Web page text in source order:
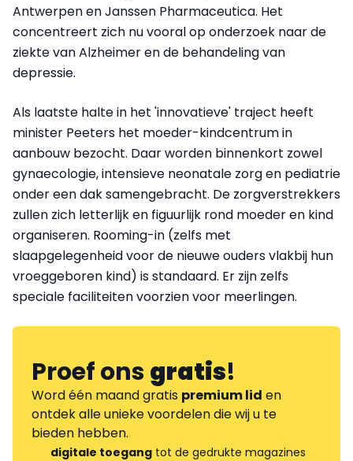
Antwerpen en Janssen Pharmaceutica. Het
concentreert zich nu vooral op onderzoek naar de
ziekte van Alzheimer en de behandeling van
depressie.
Als laatste halte in het 'innovatieve' traject heeft
minister Peeters het moeder-kindcentrum in
aanbouw bezocht. Daar worden binnenkort zowel
gynaecologie, intensieve neonatale zorg en pediatrie
onder een dak samengebracht. De zorgverstrekkers
zullen zich letterlijk en figuurlijk rond moeder en kind
organiseren. Rooming-in (zelfs met
slaapgelegenheid voor de nieuwe ouders vlakbij hun
vroeggeboren kind) is standaard. Er zijn zelfs
speciale faciliteiten voorzien voor meerlingen.
Proef onsgratis!
Word één maand gratis premium lid en
ontdek alle unieke voordelen die wij u te
bieden hebben.
digitale toegang tot de gedrukte magazines